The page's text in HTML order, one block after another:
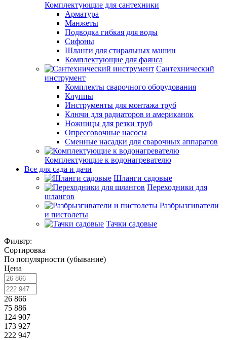
Комплектующие для сантехники
Арматура
Манжеты
Подводка гибкая для воды
Сифоны
Шланги для стиральных машин
Комплектующие для фаянса
Сантехнический
инструмент
Комплекты сварочного оборудования
Клуппы
Инструменты для монтажа труб
Ключи для радиаторов и американок
Ножницы для резки труб
Опрессовочные насосы
Сменные насадки для сварочных аппаратов
Комплектующие к водонагревателю
Все для сада и дачи
Шланги садовые
Переходники для
шлангов
Разбрызгиватели
и пистолеты
Тачки садовые
Фильтр:
Сортировка
По популярности (убывание)
Цена
26 866
75 886
124 907
173 927
222 947